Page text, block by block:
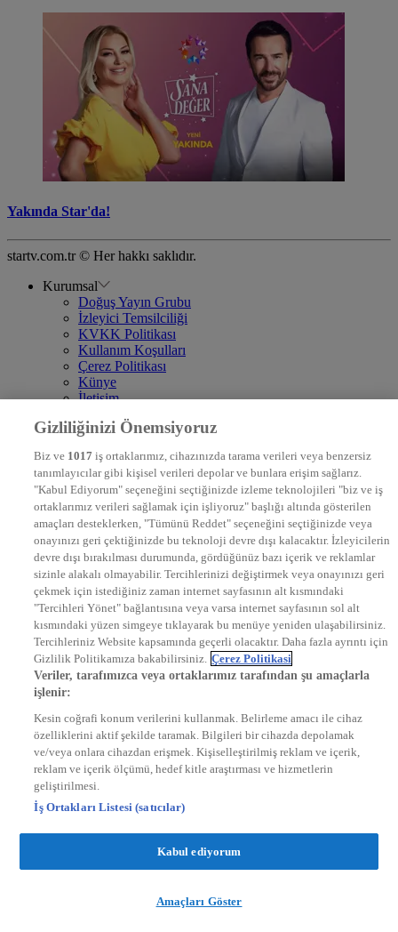
Yakında Star'da!
startv.com.tr © Her hakkı saklıdır.
Kurumsal
Doğuş Yayın Grubu
İzleyici Temsilciliği
KVKK Politikası
Kullanım Koşulları
Çerez Politikası
Künye
İletişim
DYG Televizyonlar
STAR
EURO STAR
KRAL POP TV
DYG Radyolar
NTV RADYO
KRAL FM
KRAL POP
EKSEN
VOYAGE
DYG Dijital
ntv.com.tr
ntvspor.net
secim.ntv.com.tr
startv.com.tr
kralmuzik.com.tr
Gizliliğinizi Önemsiyoruz
Biz ve 1017 iş ortaklarımız, cihazınızda tarama verileri veya benzersiz
tanımlayıcılar gibi kişisel verileri depolar ve bunlara erişim sağlarız.
"Kabul Ediyorum" seçeneğini seçtiğinizde izleme teknolojileri "biz ve iş
ortaklarımız verileri sağlamak için işliyoruz" başlığı altında gösterilen
amaçları desteklerken, "Tümünü Reddet" seçeneğini seçtiğinizde veya
onayınızı geri çektiğinizde bu teknoloji devre dışı kalacaktır. İzleyicilerin
devre dışı bırakılması durumunda, gördüğünüz bazı içerik ve reklamlar
sizinle alakalı olmayabilir. Tercihlerinizi değiştirmek veya onayınızı geri
çekmek için istediğiniz zaman internet sayfasının alt kısmındaki
"Tercihleri Yönet" bağlantısına veya varsa internet sayfasının sol alt
kısmındaki yüzen simgeye tıklayarak bu menüye yeniden ulaşabilirsiniz.
Tercihleriniz Website kapsamında geçerli olacaktır. Daha fazla ayrıntı için
Gizlilik Politikamıza bakabilirsiniz. Çerez Politikasi
Veriler, tarafımızca veya ortaklarımız tarafından şu amaçlarla
işlenir:
Kesin coğrafi konum verilerini kullanmak. Belirleme amacı ile cihaz
özelliklerini aktif şekilde taramak. Bilgileri bir cihazda depolamak
ve/veya onlara cihazdan erişmek. Kişiselleştirilmiş reklam ve içerik,
reklam ve içerik ölçümü, hedef kitle araştırması ve hizmetlerin
geliştirilmesi.
İş Ortakları Listesi (satıcılar)
Kabul ediyorum
Amaçları Göster